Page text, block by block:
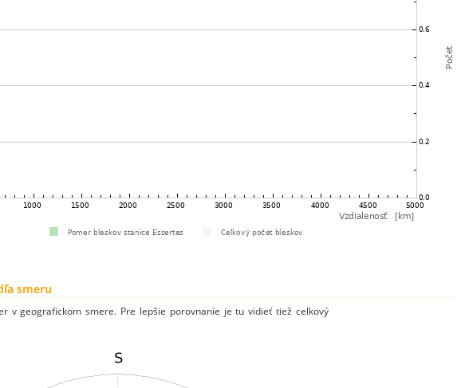
smeru
v geografickom smere. Pre lepšie porovnanie je tu vidieť tiež celkový